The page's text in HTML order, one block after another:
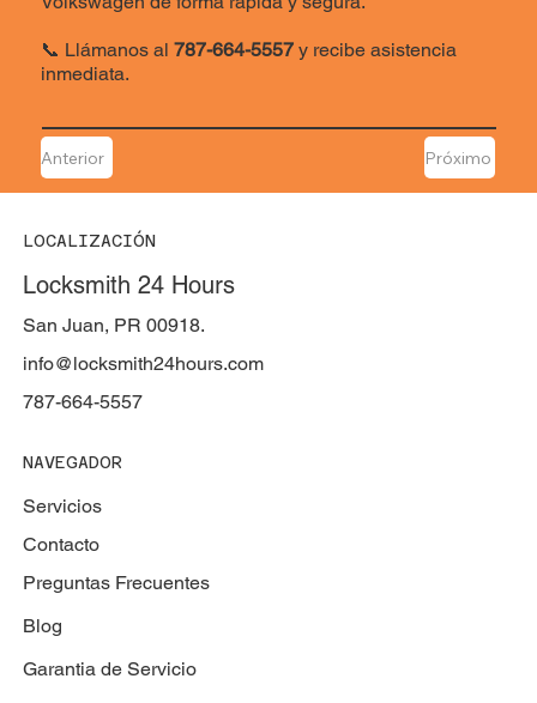
📞 Llámanos al787-664-5557 y recibe asistencia
inmediata.
Anterior Próximo
LOCALIZACIÓN
Locksmith 24 Hours
San Juan, PR 00918.
787-664-5557
info@locksmith24hours.com
NAVEGADOR
Servicios
Contacto
Preguntas Frecuentes
Blog
Garantia de Servicio